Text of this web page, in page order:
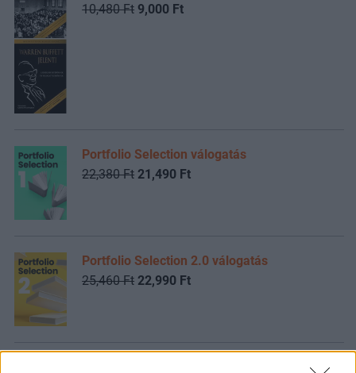
10,480 Ft 9,000 Ft
Portfolio Selection válogatás
22,380 Ft 21,490 Ft
Portfolio Selection 2.0 válogatás
25,460 Ft 22,990 Ft